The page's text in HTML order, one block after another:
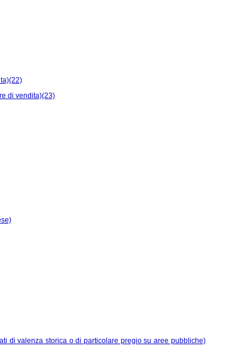
di vendita)(23)
di valenza storica o di particolare pregio su aree pubbliche)